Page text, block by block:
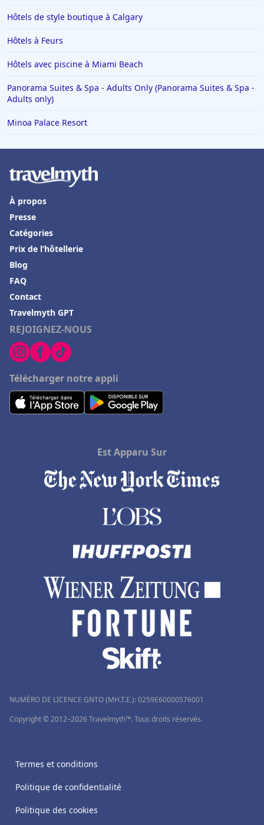
Hôtels de style boutique à Calgary
Hôtels à Feurs
Hôtels avec piscine à Miami Beach
Panorama Suites & Spa - Adults Only (Panorama Suites & Spa -
Adults only)
Minoa Palace Resort
REJOIGNEZ-NOUS
Télécharger notre appli
À propos
Presse
Catégories
Prix de l’hôtellerie
Blog
FAQ
Contact
Travelmyth GPT
Est Apparu Sur
NUMÉRO DE LICENCE GNTO (MH.T.E.): 0259Ε60000576001
Copyright © 2012–2026 Travelmyth™. Tous droits réservés.
Termes et conditions
Politique de confidentialité
Politique des cookies